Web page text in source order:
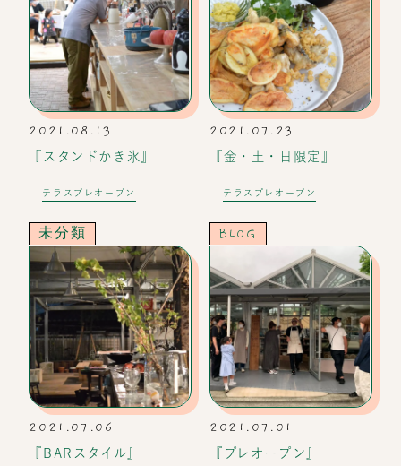
2021.08.13
『スタンドかき氷』
テラスプレオープン
2021.07.23
『金・土・日限定』
テラスプレオープン
未分類
2021.07.06
『BARスタイル』
BLOG
2021.07.01
『プレオープン』